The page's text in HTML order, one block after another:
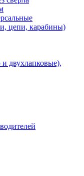
цепи, карабины)
двухлапковые),